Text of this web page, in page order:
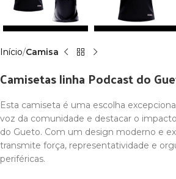
Início Camisa
Camisetas linha Podcast do
Esta camiseta é uma escolha
voz da comunidade e destacar o
do Gueto. Com um design moderno e
transmite força, representatividade e
periféricas.